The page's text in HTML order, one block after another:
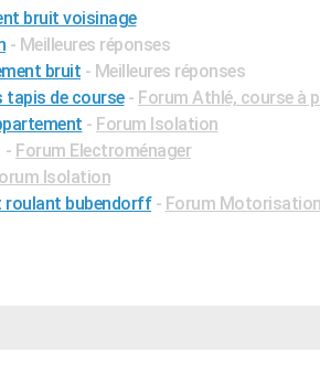
bruit voisinage
- Meilleures réponses
bruit - Meilleures réponses
tapis de course - Forum Athlé, course à
- Forum Isolation
- Forum Electroménager
Isolation
roulant bubendorff - Forum